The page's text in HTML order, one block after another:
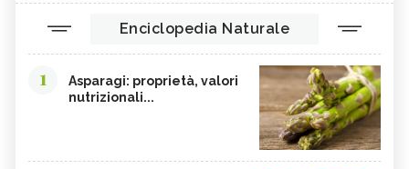
Enciclopedia Naturale
1
Asparagi: proprietà, valori
nutrizionali...